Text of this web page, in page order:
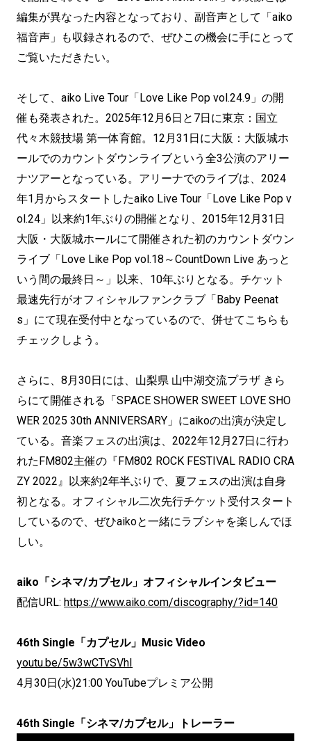
編集が異なった内容となっており、副音声として「aiko
福音声」も収録されるので、ぜひこの機会に手にとって
ご覧いただきたい。
そして、aiko Live Tour「Love Like Pop vol.24.9」の開
催も発表された。2025年12月6日と7日に東京：国立
代々木競技場 第一体育館。12月31日に大阪：大阪城ホ
ールでのカウントダウンライブという全3公演のアリー
ナツアーとなっている。アリーナでのライブは、2024
年1月からスタートしたaiko Live Tour「Love Like Pop v
ol.24」以来約1年ぶりの開催となり、2015年12月31日
大阪・大阪城ホールにて開催された初のカウントダウン
ライブ「Love Like Pop vol.18～CountDown Live あっと
いう間の最終日～」以来、10年ぶりとなる。チケット
最速先行がオフィシャルファンクラブ「Baby Peenat
s」にて現在受付中となっているので、併せてこちらも
チェックしよう。
さらに、8月30日には、山梨県 山中湖交流プラザ きら
らにて開催される「SPACE SHOWER SWEET LOVE SHO
WER 2025 30th ANNIVERSARY」にaikoの出演が決定し
ている。音楽フェスの出演は、2022年12月27日に行わ
れたFM802主催の『FM802 ROCK FESTIVAL RADIO CRA
ZY 2022』以来約2年半ぶりで、夏フェスの出演は自身
初となる。オフィシャル二次先行チケット受付スタート
しているので、ぜひaikoと一緒にラブシャを楽しんでほ
しい。
aiko「シネマ/カプセル」オフィシャルインタビュー
配信URL: https://www.aiko.com/discography/?id=140
46th Single「カプセル」Music Video
youtu.be/5w3wCTvSVhI
4月30日(水)21:00 YouTubeプレミア公開
46th Single「シネマ/カプセル」トレーラー